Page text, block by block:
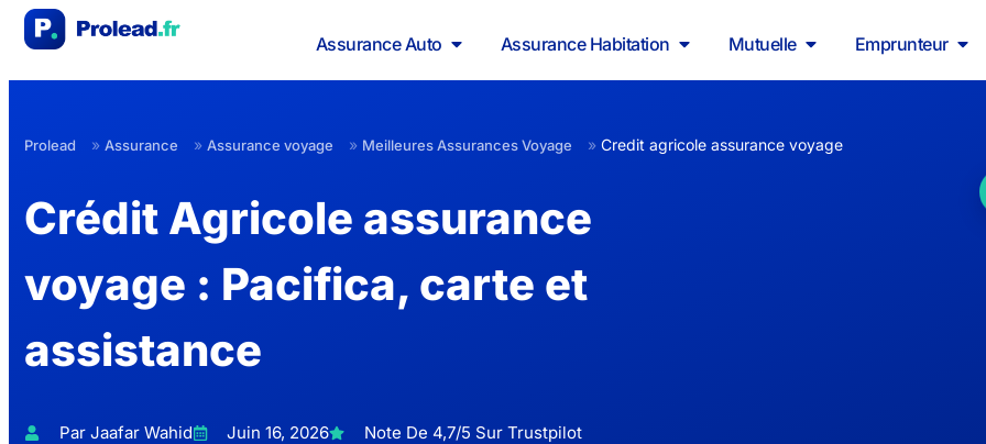
Assurance Auto Assurance Habitation Mutuelle Emprunteur
Prolead » Assurance » Assurance voyage » Meilleures Assurances Voyage » Credit agricole assurance voyage
Crédit Agricole assurance
voyage : Pacifica, carte et
assistance
Par Jaafar Wahid Juin 16, 2026 Note De 4,7/5 Sur Trustpilot